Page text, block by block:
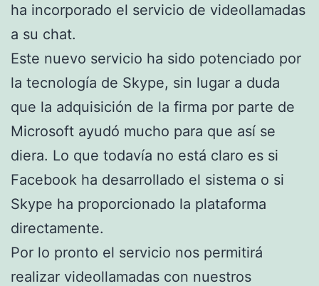
ha incorporado el servicio de videollamadas
a su chat.
Este nuevo servicio ha sido potenciado por
la tecnología de Skype, sin lugar a duda
que la adquisición de la firma por parte de
Microsoft ayudó mucho para que así se
diera. Lo que todavía no está claro es si
Facebook ha desarrollado el sistema o si
Skype ha proporcionado la plataforma
directamente.
Por lo pronto el servicio nos permitirá
realizar videollamadas con nuestros